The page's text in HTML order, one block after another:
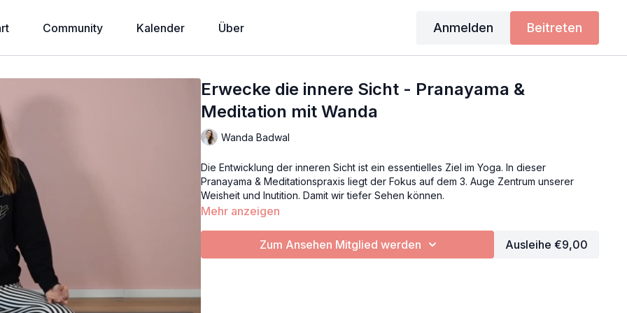
Community Kalender Über Anmelden Beitreten
Erwecke die innere Sicht - Pranayama &
Meditation mit Wanda
Wanda Badwal
Die Entwicklung der inneren Sicht ist ein essentielles Ziel im Yoga. In dieser
Pranayama & Meditationspraxis liegt der Fokus auf dem 3. Auge Zentrum unserer
Weisheit und Inutition. Damit wir tiefer Sehen können.
Mehr anzeigen
Zum Ansehen Mitglied werden Ausleihe €9,00